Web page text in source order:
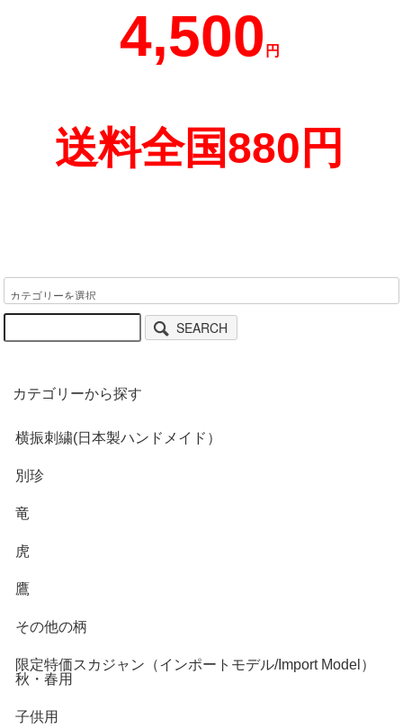
4,500 円
送料全国880円
SEARCH
カテゴリーから探す
横振刺繍(日本製ハンドメイド）
別珍
竜
虎
鷹
その他の柄
限定特価スカジャン（インポートモデル/Import Model）
秋・春用
子供用